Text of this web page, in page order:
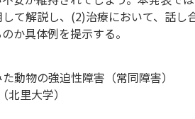
て解説し、(2)治療において、話し
か具体例を提示する。
動物の強迫性障害（常同障害）
北里大学）